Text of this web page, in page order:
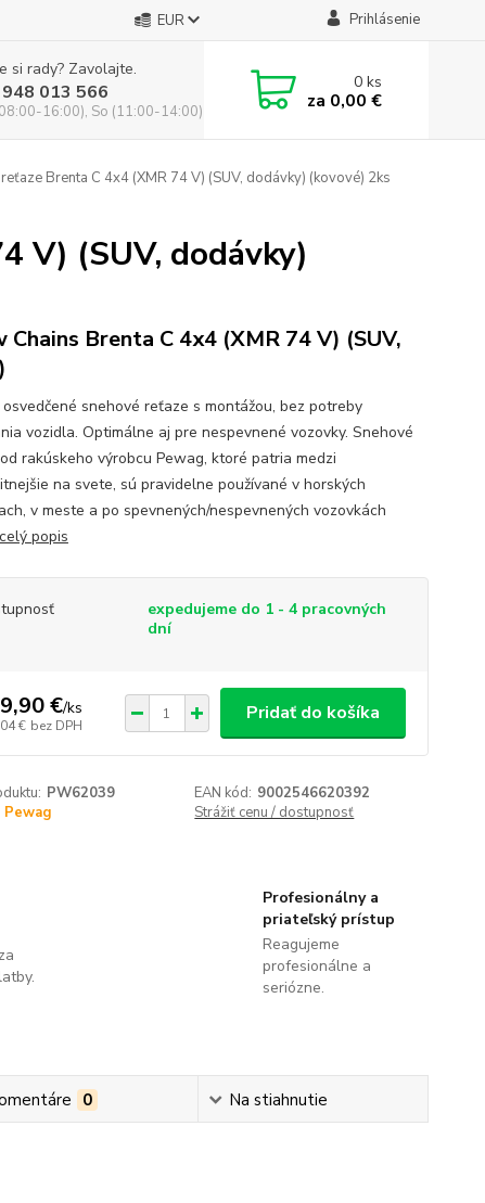
EUR Prihlásenie
si rady? Zavolajte.
013 566
16:00), So (11:00-14:00)
0ks
za 0,00 €
Brenta C 4x4 (XMR 74 V) (SUV, dodávky) (kovové) 2ks
V) (SUV, dodávky)
Chains Brenta C 4x4 (XMR 74 V) (SUV,
snehové reťaze s montážou, bez potreby
vozidla. Optimálne aj pre nespevnené vozovky. Snehové
rakúskeho výrobcu Pewag, ktoré patria medzi
na svete, sú pravidelne používané v horských
v meste a po spevnených/nespevnených vozovkách
celý popis
expedujeme do 1 - 4 pracovných
dní
€/ks
€ bez DPH
Pridať do košíka
PW62039 EAN kód: 9002546620392
Pewag Strážiť cenu / dostupnosť
Profesionálny a
priateľský prístup
Reagujeme
profesionálne a
seriózne.
0 Na stiahnutie